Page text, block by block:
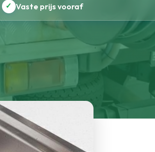
✓ Vaste prijs vooraf